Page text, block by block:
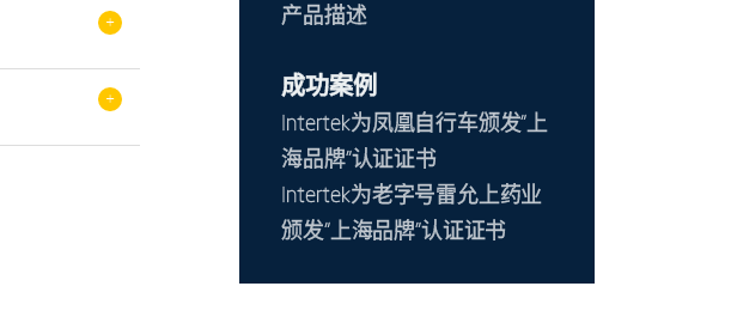
+
+
产品描述
成功案例
Intertek为凤凰自行车颁发“上
海品牌”认证证书
Intertek为老字号雷允上药业
颁发“上海品牌”认证证书